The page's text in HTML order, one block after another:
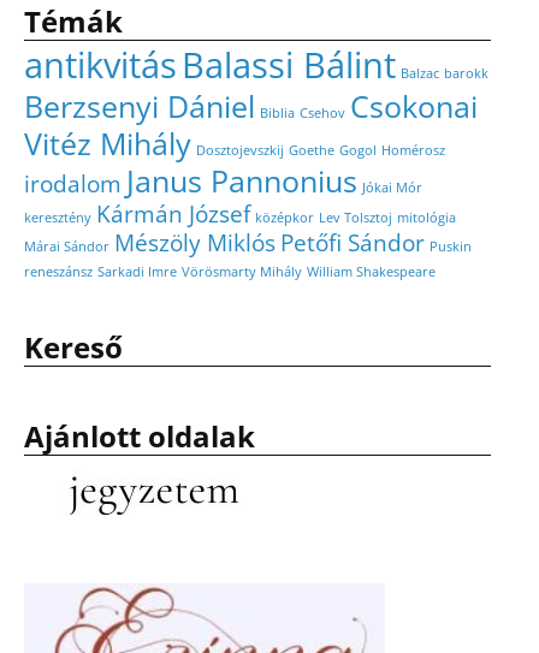
Témák
antikvitásBalassi Bálint Balzac barokk
Berzsenyi Dániel Biblia Csehov Csokonai
Vitéz Mihály Dosztojevszkij Goethe Gogol Homérosz
irodalom Janus Pannonius Jókai Mór
keresztény Kármán József középkor Lev Tolsztoj mitológia
Márai Sándor Mészöly MiklósPetőfi Sándor Puskin
reneszánsz Sarkadi Imre Vörösmarty Mihály William Shakespeare
Kereső
Ajánlott oldalak